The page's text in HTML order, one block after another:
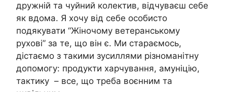
дружній та чуйний колектив, відчуваєш себе
як вдома. Я хочу від себе особисто
подякувати “Жіночому ветеранському
рухові” за те, що він є. Ми стараємось,
дістаємо з такими зусиллями різноманітну
допомогу: продукти харчування, амуніцію,
тактику – все, що треба воєнним та